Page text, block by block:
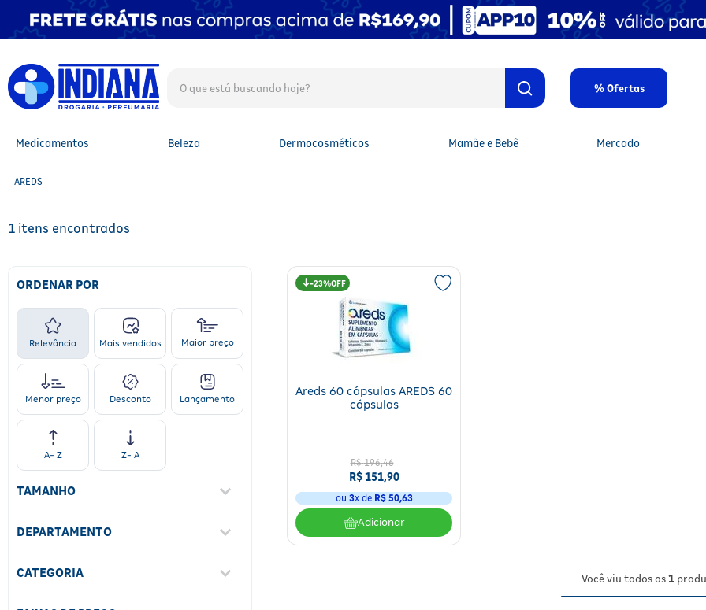
% Ofertas
Medicamentos Beleza Dermocosméticos Mamãe e Bebê Mercado
AREDS
1
ORDENAR POR
Relevância Mais vendidos Maior preço
Menor preço Desconto Lançamento
A- Z Z- A
CATEGORIA
DEPARTAMENTO
TAMANHO
23%
Areds 60 cápsulas AREDS 60
cápsulas
R$ 196,46
R$ 151,90
ou 3x de R$ 50,63
Adicionar
Você viu todos os1
TERMOS MAIS BUSCADOS
1º
fralda
fralda xg
7